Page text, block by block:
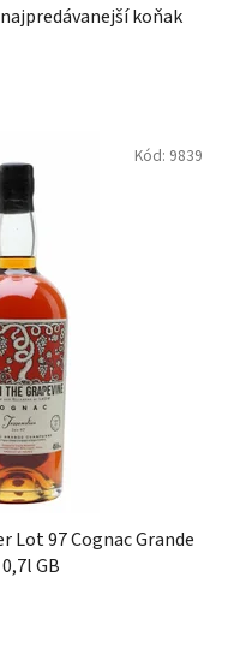
koňak
Lot 97 Cognac Grande
GB
Kód: 9839